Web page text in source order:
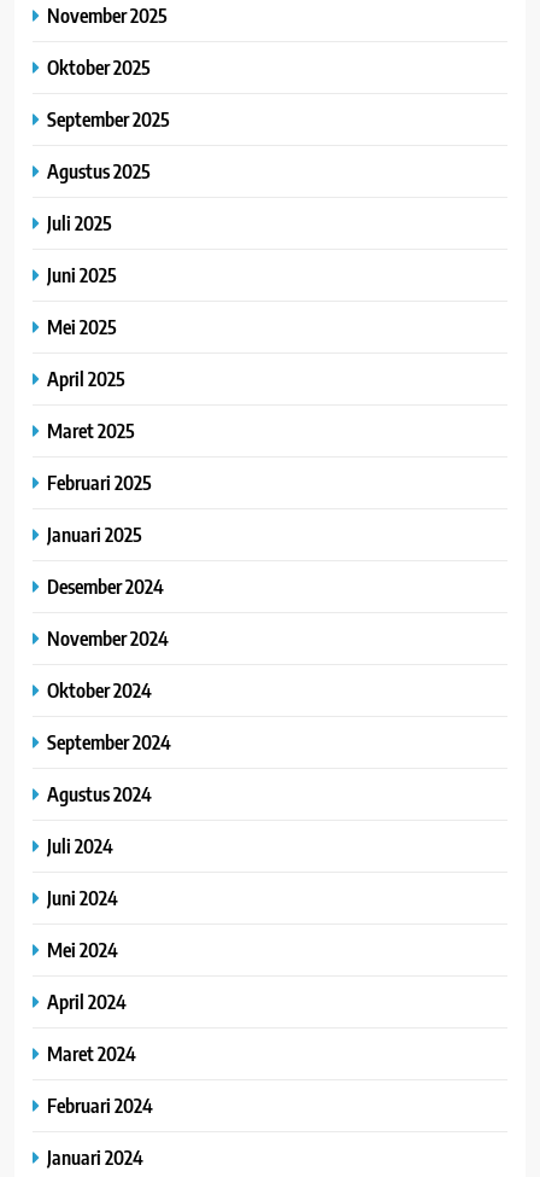
November 2025
Oktober 2025
September 2025
Agustus 2025
Juli 2025
Juni 2025
Mei 2025
April 2025
Maret 2025
Februari 2025
Januari 2025
Desember 2024
November 2024
Oktober 2024
September 2024
Agustus 2024
Juli 2024
Juni 2024
Mei 2024
April 2024
Maret 2024
Februari 2024
Januari 2024